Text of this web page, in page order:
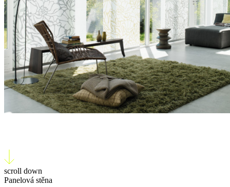
scroll down
Panelová stěna